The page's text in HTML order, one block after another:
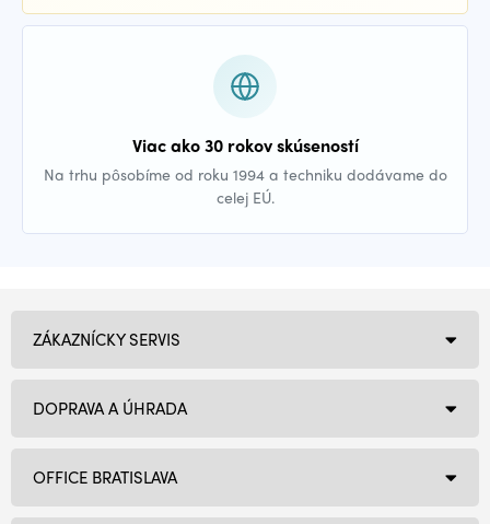
Viac ako 30 rokov skúseností
Na trhu pôsobíme od roku 1994 a techniku dodávame do
celej EÚ.
OFFICE BRATISLAVA
ZÁKAZNÍCKY SERVIS
DOPRAVA A ÚHRADA